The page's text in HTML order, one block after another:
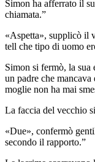
Simon ha afferrato il
chiamata.”
«Aspetta», supplicò il
tell che tipo di uomo
Simon si fermò, la sua
un padre che
moglie non ha mai
La faccia del vecchio
«Due», confermò
secondo il rapporto.”